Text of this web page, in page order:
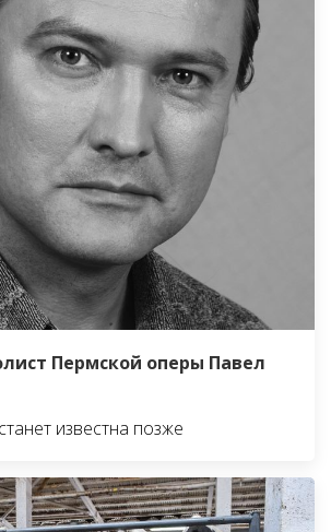
Пермской оперы Павел
известна позже